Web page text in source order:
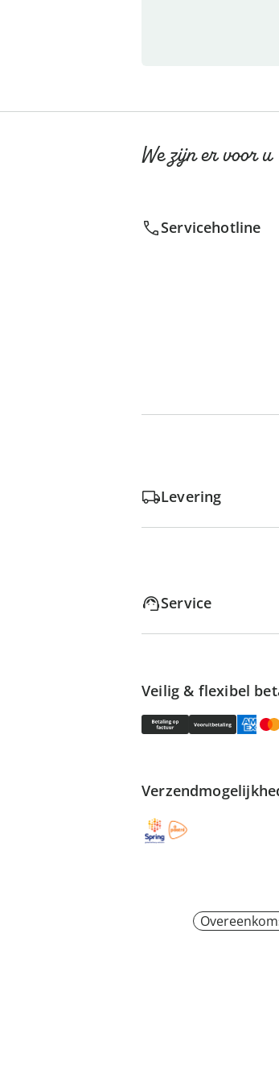
We zijn er voor u
Servicehotline
Levering
Service
Veilig & flexibel